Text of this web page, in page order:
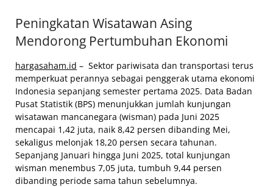
Peningkatan Wisatawan Asing
Mendorong Pertumbuhan Ekonomi
hargasaham.id – Sektor pariwisata dan transportasi terus
memperkuat perannya sebagai penggerak utama ekonomi
Indonesia sepanjang semester pertama 2025. Data Badan
Pusat Statistik (BPS) menunjukkan jumlah kunjungan
wisatawan mancanegara (wisman) pada Juni 2025
mencapai 1,42 juta, naik 8,42 persen dibanding Mei,
sekaligus melonjak 18,20 persen secara tahunan.
Sepanjang Januari hingga Juni 2025, total kunjungan
wisman menembus 7,05 juta, tumbuh 9,44 persen
dibanding periode sama tahun sebelumnya.